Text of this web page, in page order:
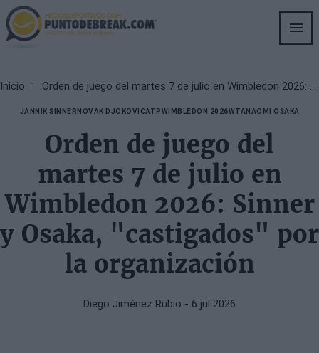
Skip
to
main
Breadcrumb
Inicio
JANNIK SINNERNOVAK DJOKOVICATPWIMBLEDON 2026WTANAOMI OSAKA
Orden de juego del
martes 7 de julio en
Wimbledon 2026: Sinner
y Osaka, "castigados" por
la organización
Diego Jiménez Rubio - 6 jul 2026